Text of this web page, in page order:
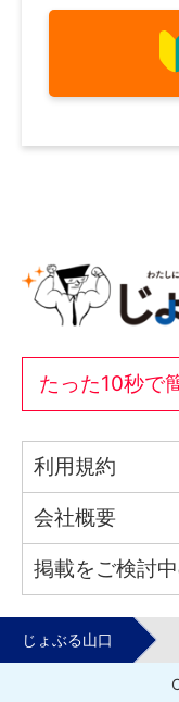
たった10秒で
利用規約
会社概要
掲載をご検討
じょぶる山口